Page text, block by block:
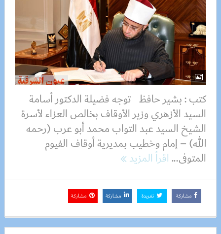
كتب : بشير حافظ توجه فضيلة الدكتور أسامة
السيد الأزهري وزير الأوقاف بخالص العزاء لأسرة
الشيخ السيد عبد التواب محمد أبو عرب (رحمه
الله) – إمام وخطيب بمديرية أوقاف الفيوم
المتوفى...اقرأ المزيد
مشاركة تغريدة مشاركة مشاركة